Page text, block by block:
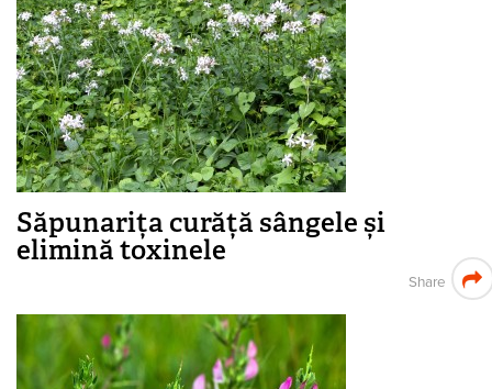
Săpunarița curăță sângele și
elimină toxinele
Share